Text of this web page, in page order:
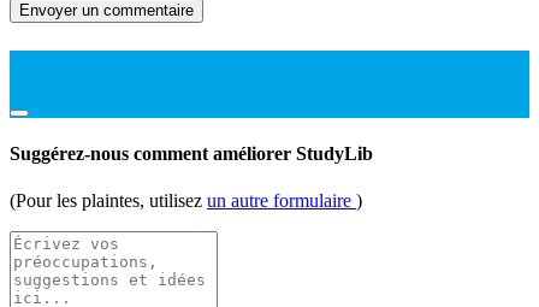
Envoyer un commentaire
Suggérez-nous comment améliorer StudyLib
(Pour les plaintes, utilisez un autre formulaire )